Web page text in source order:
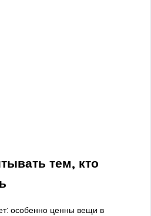
тем, кто
особенно ценны вещи в